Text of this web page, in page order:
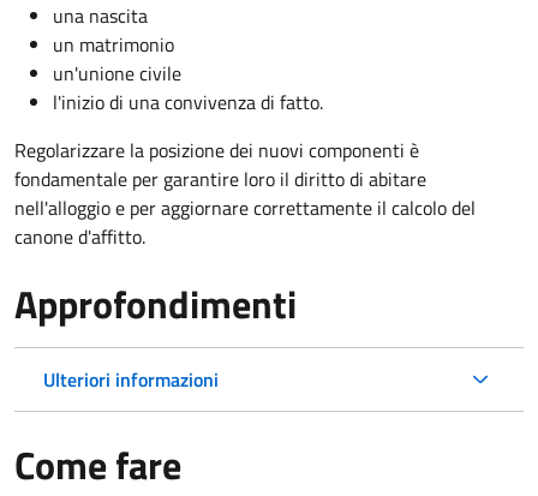
una nascita
un matrimonio
un'unione civile
l'inizio di una convivenza di fatto.
Regolarizzare la posizione dei nuovi componenti è
fondamentale per garantire loro il diritto di abitare
nell'alloggio e per aggiornare correttamente il calcolo del
canone d'affitto.
Approfondimenti
Ulteriori informazioni
Come fare